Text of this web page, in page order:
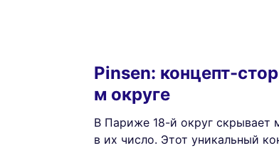
Pinsen: концепт-
м округе
В Париже 18-й округ скрывает
в их число. Этот уникальный